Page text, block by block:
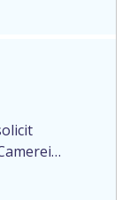
este […]
următorul